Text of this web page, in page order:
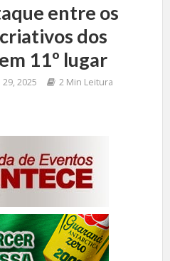
entre os
dos
11º lugar
2025 2 Min Leitura